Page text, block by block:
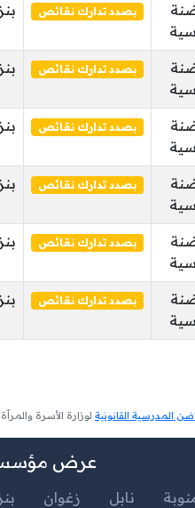
بصدد تدارك نقائص
بصدد تدارك نقائص
بصدد تدارك نقائص
بصدد تدارك نقائص
بصدد تدارك نقائص
بصدد تدارك نقائص
المدرسية القانونية لوزارة الأسرة والمرأة والطفولة
عرض
نابل زغوان